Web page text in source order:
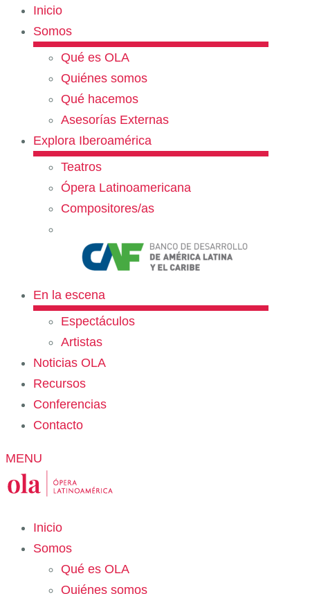
Inicio
Somos
Qué es OLA
Quiénes somos
Qué hacemos
Asesorías Externas
Explora Iberoamérica
Teatros
Ópera Latinoamericana
Compositores/as
En la escena
Espectáculos
Artistas
Noticias OLA
Recursos
Conferencias
Contacto
MENU
Inicio
Somos
Qué es OLA
Quiénes somos